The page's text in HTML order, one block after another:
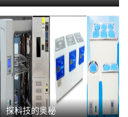
业巨头已陆续合作
探科技的奥秘